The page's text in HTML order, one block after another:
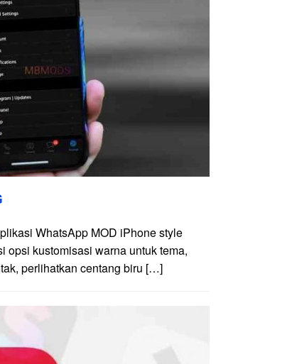
WhatsApp MOD iPhone style
opsi kustomisasi warna untuk tema,
perlihatkan centang biru […]